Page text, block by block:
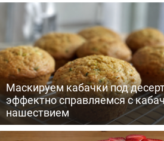
Маскируем кабачки под
эффектно справляемся с
нашествием